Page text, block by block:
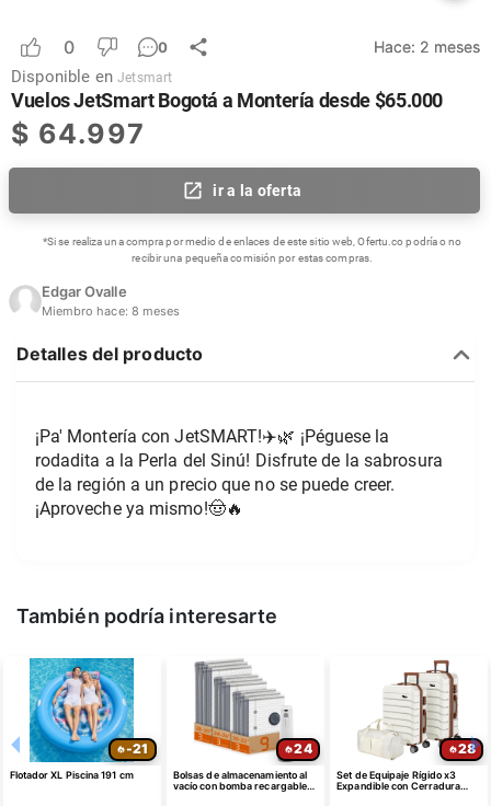
0 0 Hace: 2 meses
Disponible en Jetsmart
Vuelos JetSmart Bogotá a Montería desde $65.000
$ 64.997
ir a la oferta
*Si se realiza una compra por medio de enlaces de este sitio web, Ofertu.co podría o no
recibir una pequeña comisión por estas compras.
Edgar Ovalle
Miembro hace: 8 meses
Detalles del producto
¡Pa' Montería con JetSMART!✈️🌿 ¡Péguese la
rodadita a la Perla del Sinú! Disfrute de la sabrosura
de la región a un precio que no se puede creer.
¡Aproveche ya mismo!🤠🔥
También podría interesarte
-21
Flotador XL Piscina 191 cm
24
Bolsas de almacenamiento al
vacío con bomba recargable
28
Set de Equipaje Rígido x3
Expandible con Cerradura